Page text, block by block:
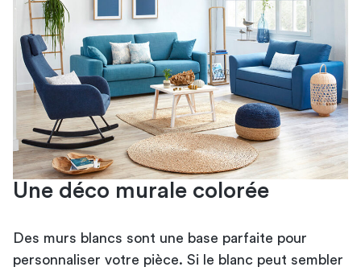
Une déco murale colorée
Des murs blancs sont une base parfaite pour
personnaliser votre pièce. Si le blanc peut sembler